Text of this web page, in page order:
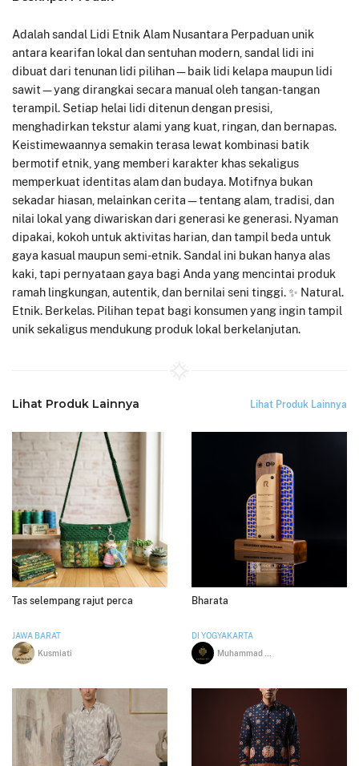
Adalah sandal Lidi Etnik Alam Nusantara Perpaduan unik
antara kearifan lokal dan sentuhan modern, sandal lidi ini
dibuat dari tenunan lidi pilihan—baik lidi kelapa maupun lidi
sawit—yang dirangkai secara manual oleh tangan-tangan
terampil. Setiap helai lidi ditenun dengan presisi,
menghadirkan tekstur alami yang kuat, ringan, dan bernapas.
Keistimewaannya semakin terasa lewat kombinasi batik
bermotif etnik, yang memberi karakter khas sekaligus
memperkuat identitas alam dan budaya. Motifnya bukan
sekadar hiasan, melainkan cerita—tentang alam, tradisi, dan
nilai lokal yang diwariskan dari generasi ke generasi. Nyaman
dipakai, kokoh untuk aktivitas harian, dan tampil beda untuk
gaya kasual maupun semi-etnik. Sandal ini bukan hanya alas
kaki, tapi pernyataan gaya bagi Anda yang mencintai produk
ramah lingkungan, autentik, dan bernilai seni tinggi. ✨ Natural.
Etnik. Berkelas. Pilihan tepat bagi konsumen yang ingin tampil
unik sekaligus mendukung produk lokal berkelanjutan.
Lihat Produk Lainnya Lihat Produk Lainnya
Tas selempang rajut perca
JAWA BARAT
Kusmiati
Bharata
DI YOGYAKARTA